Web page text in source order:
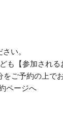
い。
も【参加される
ご予約の上で
ページへ